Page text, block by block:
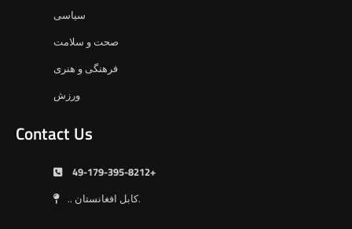
سیاسی
صحت و سلامت
فرهنگی و هنری
ورزش
Contact Us
49-179-395-8212+
.. کابل افغانستان.